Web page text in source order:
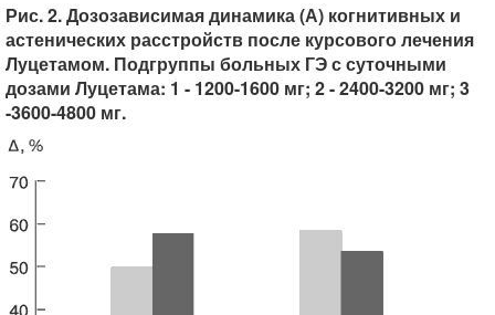
Рис. 2. Дозозависимая динамика (А) когнитивных и
астенических расстройств после курсового лечения
Луцетамом. Подгруппы больных ГЭ с суточными
дозами Луцетама: 1 - 1200-1600 мг; 2 - 2400-3200 мг; 3
-3600-4800 мг.